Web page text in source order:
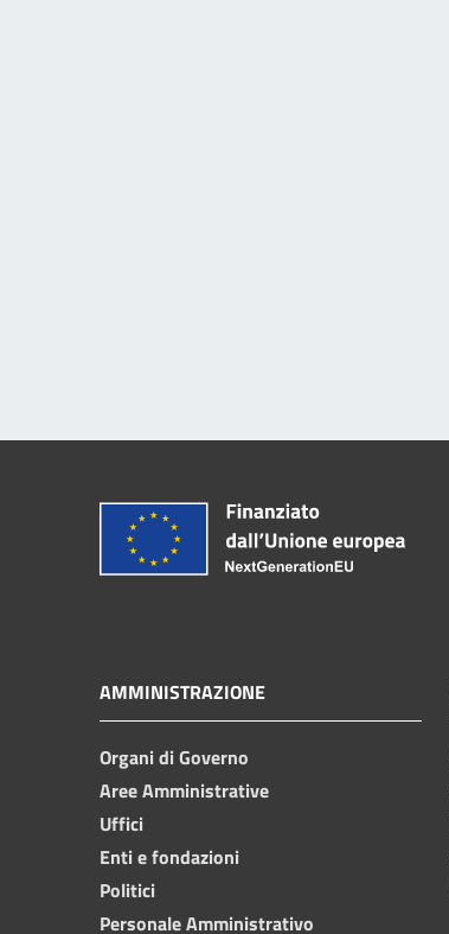
AMMINISTRAZIONE
Organi di Governo
Aree Amministrative
Uffici
Enti e fondazioni
Politici
Personale Amministrativo